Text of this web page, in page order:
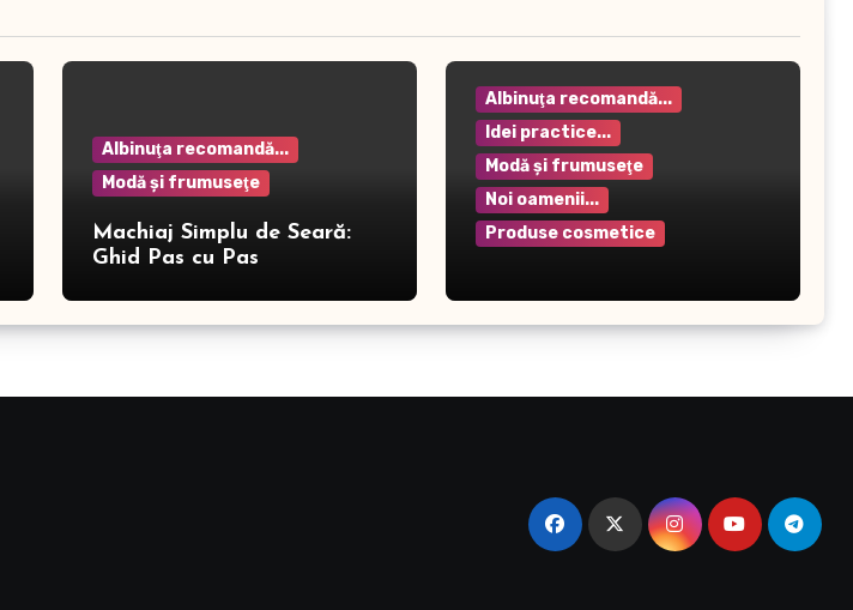
Albinuţa recomandă...
Modă şi frumuseţe
Machiaj Simplu de Seară:
Ghid Pas cu Pas
Albinuţa recomandă...
Idei practice...
Modă şi frumuseţe
Noi oamenii...
Produse cosmetice
– Hidratare și protecție
intensivă